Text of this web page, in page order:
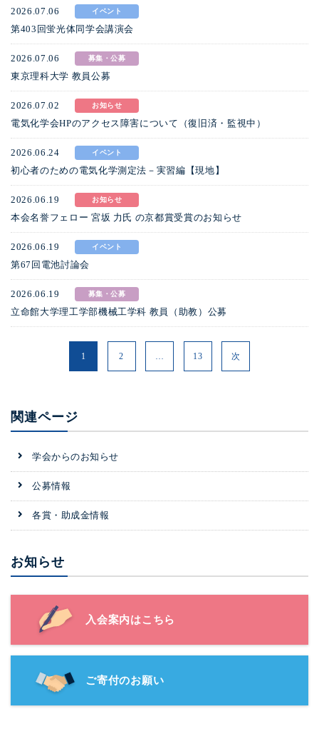
2026.07.06 イベント
第403回蛍光体同学会講演会
2026.07.06 募集・公募
東京理科大学 教員公募
2026.07.02 お知らせ
電気化学会HPのアクセス障害について（復旧済・監視中）
2026.06.24 イベント
初心者のための電気化学測定法－実習編【現地】
2026.06.19 お知らせ
本会名誉フェロー 宮坂 力氏 の京都賞受賞のお知らせ
2026.06.19 イベント
第67回電池討論会
2026.06.19 募集・公募
立命館大学理工学部機械工学科 教員（助教）公募
1 2 … 13 次
関連ページ
学会からのお知らせ
公募情報
各賞・助成金情報
お知らせ
入会案内はこちら
ご寄付のお願い